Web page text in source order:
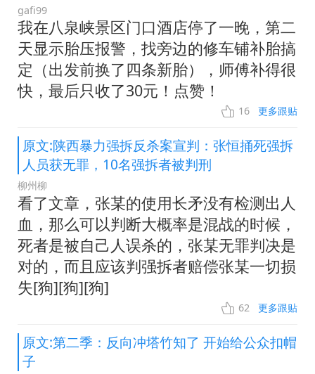
gafi99
我在八泉峡景区门口酒店停了一晚，第二
天显示胎压报警，找旁边的修车铺补胎搞
定（出发前换了四条新胎），师傅补得很
快，最后只收了30元！点赞！
16 更多跟贴
原文:陕西暴力强拆反杀案宣判：张恒捅死强拆
人员获无罪，10名强拆者被判刑
柳州柳
看了文章，张某的使用长矛没有检测出人
血，那么可以判断大概率是混战的时候，
死者是被自己人误杀的，张某无罪判决是
对的，而且应该判强拆者赔偿张某一切损
失[狗][狗][狗]
62 更多跟贴
原文:第二季：反向冲塔竹知了 开始给公众扣帽
子